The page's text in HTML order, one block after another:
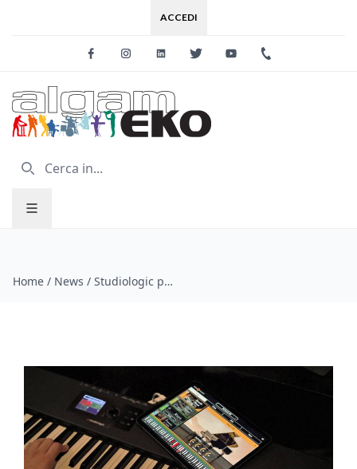
ACCEDI
FacebookInstagramLinkedinTwitter Youtube
Home / News / Studiologic presenta NUMA PLAYER Plug In multi piattaforma gratuito